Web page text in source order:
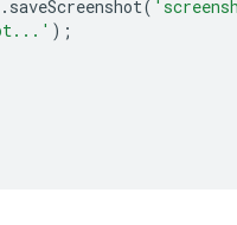
. saveScreenshot(
);